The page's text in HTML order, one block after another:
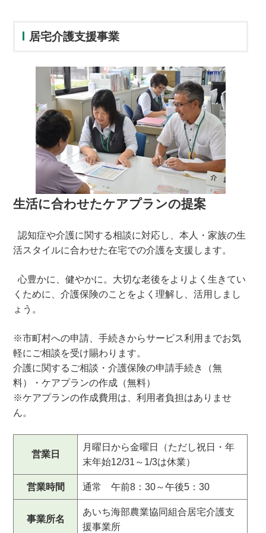
居宅介護支援事業
生活に合わせたケアプランの提案
認知症や介護に関する相談に対応し、本人・家族の生
活スタイルに合わせた在宅での介護を支援します。
心豊かに、健やかに。大切な老後をよりよく生きてい
くために、介護保険のことをよく理解し、活用しまし
ょう。
※市町村への申請、手続きからサービス利用までお気
軽にご相談を受け賜わります。
介護に関するご相談・介護保険の申請手続き（無
料）・ケアプランの作成（無料）
※ケアプランの作成費用は、利用者負担はありませ
ん。
営業日
月曜日から金曜日（ただし祝日・年
末年始12/31～1/3は休業）
営業時間 通常 午前8：30～午後5：30
事業所名
あいち海部農業協同組合居宅介護支
援事業所